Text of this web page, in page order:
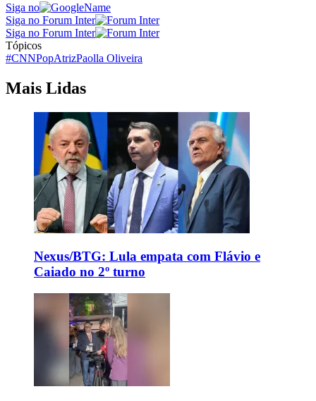
Siga no
Siga no Forum Inter
Siga no Forum Inter
Tópicos
#CNNPopAtrizPaolla Oliveira
Mais Lidas
Nexus/BTG: Lula empata com Flávio e
Caiado no 2º turno